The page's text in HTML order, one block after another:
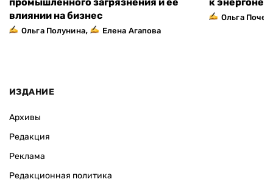
влиянии на бизнес
Ольга Полунина, Елена Агапова
Ольга Почеп
ИЗДАНИЕ
Архивы
Редакция
Реклама
Редакционная политика